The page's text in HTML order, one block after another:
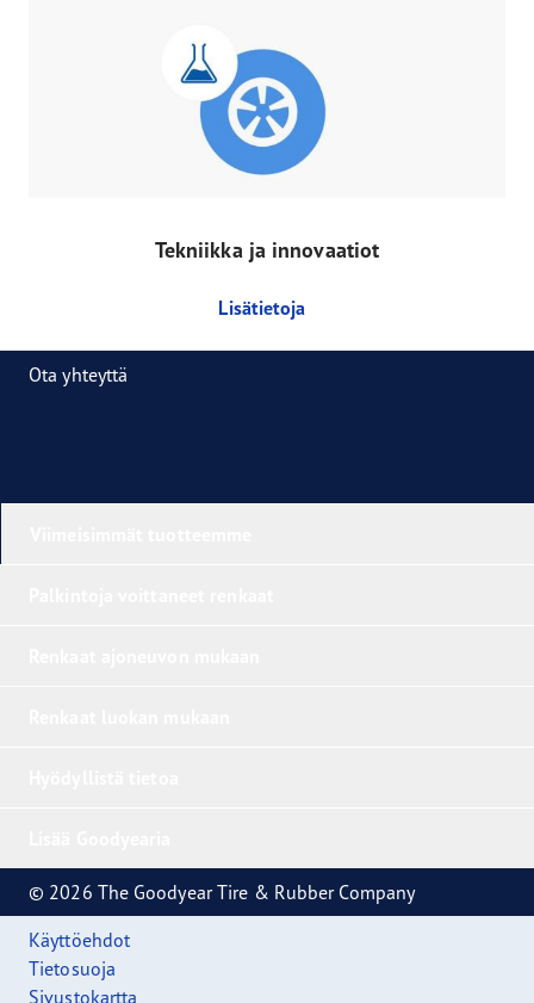
Tekniikka ja innovaatiot
Lisätietoja
Ota yhteyttä
© 2026 The Goodyear Tire & Rubber Company
Käyttöehdot
Tietosuoja
Sivustokartta